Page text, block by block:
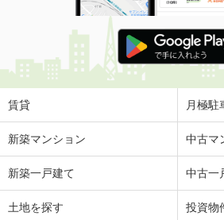
間取り
1K
京都府京都市伏見区竹田藁屋町
価 格
住 所
京都府京都市伏
間取り
1K
京都府京都市下京区西七条比輪田町
京都府京都市下
賃貸 月極駐
新築マンション 中古マ
新築一戸建て 中古一
土地を探す 投資物